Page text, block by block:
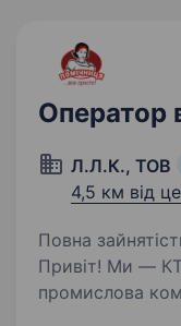
Оператор
Л.Л.К., ТОВ
4,5 км від
Повна
Привіт! Ми —
промислова